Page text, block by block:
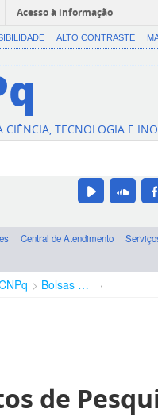
Acesso à informação
ALTO CONTRASTE
CIÊNCIA, TECNOLOGIA E
Central de Atendimento
Bolsas e Auxílios Vigentes
de